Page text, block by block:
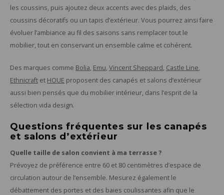
les coussins, puis ajoutez deux accents avec des plaids, des
coussins décoratifs ou un tapis d’extérieur. Vous pourrez ainsi faire
évoluer l’ambiance au fil des saisons sans remplacer tout le
mobilier, tout en conservant un ensemble calme et cohérent.
Des marques comme Bolia, Emu, Vincent Sheppard, Castle Line,
Ethnicraft et HOUE proposent des canapés et salons d’extérieur
aussi bien pensés que du mobilier intérieur, dans l’esprit de la
sélection vida design.
Questions fréquentes sur les canapés
et salons d’extérieur
Quelle taille de salon convient à ma terrasse ?
Prévoyez de préférence entre 60 et 80 centimètres d’espace de
circulation autour de l’ensemble. Mesurez également le
débattement des portes et des baies coulissantes afin que le